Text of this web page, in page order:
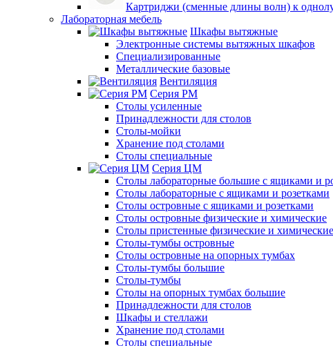
Картриджи (сменные длины волн) к
Лабораторная мебель
Шкафы вытяжные
Электронные системы вытяжных шкафов
Специализированные
Металлические базовые
Вентиляция
Серия РМ
Столы усиленные
Принадлежности для столов
Столы-мойки
Хранение под столами
Столы специальные
Серия ЦМ
Столы лабораторные большие с ящиками и
Столы лабораторные с ящиками и розетками
Столы островные с ящиками и розетками
Столы островные физические и химические
Столы пристенные физические и химические
Столы-тумбы островные
Столы островные на опорных тумбах
Столы-тумбы большие
Столы-тумбы
Столы на опорных тумбах большие
Принадлежности для столов
Шкафы и стеллажи
Хранение под столами
Столы специальные